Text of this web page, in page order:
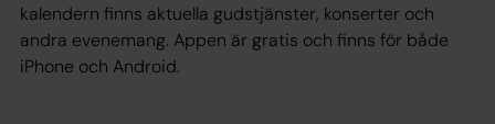
kalendern finns aktuella gudstjänster, konserter och
andra evenemang. Appen är gratis och finns för både
iPhone och Android.